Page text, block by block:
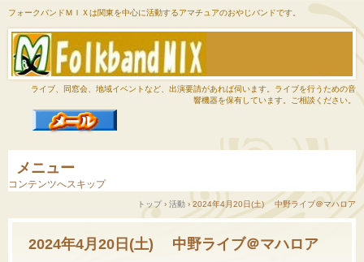
フォークバンドＭＩＸは関東を中心に活動するアマチュアのおやじバンドです。
ライブ、同窓会、地域イベントなど、出演要請があれば伺います。ライブを行うための音
響機器を保有しています。ご相談ください。
メニュー
コンテンツへスキップ
トップ › 活動 › 2024年4月20日(土) 中野ライブ＠マハロア
2024年4月20日(土) 中野ライブ＠マハロア